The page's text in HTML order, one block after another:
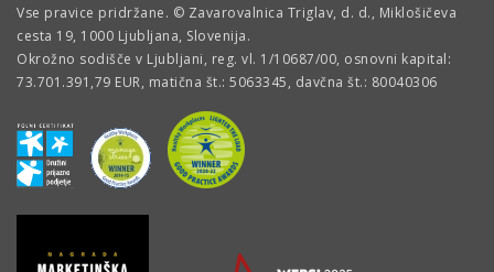
Vse pravice pridržane. © Zavarovalnica Triglav, d. d., Miklošičeva
cesta 19, 1000 Ljubljana, Slovenija.
Okrožno sodišče v Ljubljani, reg. vl. 1/10687/00, osnovni kapital:
73.701.391,79 EUR, matična št.: 5063345, davčna št.: 80040306